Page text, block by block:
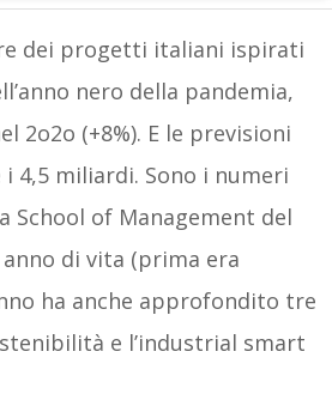
dei progetti italiani ispirati
nero della pandemia,
2o2o (+8%). E le previsioni
4,5 miliardi. Sono i numeri
School of Management del
di vita (prima era
ha anche approfondito tre
e l’industrial smart